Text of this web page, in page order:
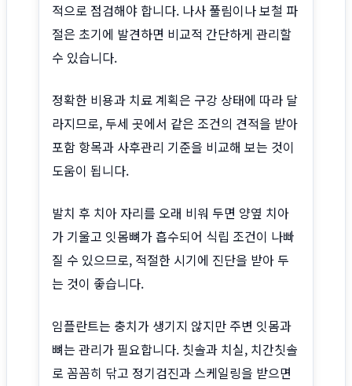
적으로 점검해야 합니다. 나사 풀림이나 보철 파
절은 초기에 발견하면 비교적 간단하게 관리할
수 있습니다.
정확한 비용과 치료 계획은 구강 상태에 따라 달
라지므로, 두세 곳에서 같은 조건의 견적을 받아
포함 항목과 사후관리 기준을 비교해 보는 것이
도움이 됩니다.
발치 후 치아 자리를 오래 비워 두면 양옆 치아
가 기울고 잇몸뼈가 흡수되어 식립 조건이 나빠
질 수 있으므로, 적절한 시기에 진단을 받아 두
는 것이 좋습니다.
임플란트는 충치가 생기지 않지만 주변 잇몸과
뼈는 관리가 필요합니다. 칫솔과 치실, 치간칫솔
로 꼼꼼히 닦고 정기검진과 스케일링을 받으면